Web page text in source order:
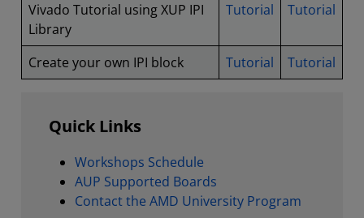
Vivado Tutorial using XUP IPI
Library
Tutorial Tutorial
Create your own IPI block Tutorial Tutorial
Quick Links
Workshops Schedule
AUP Supported Boards
Contact the AMD University Program